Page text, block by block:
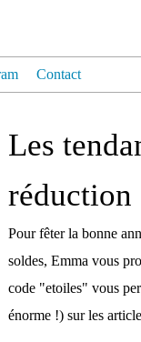
Contact
Les
réduction
Pour fêter la bonne
soldes, Emma vous
code "etoiles" vous
énorme !) sur les